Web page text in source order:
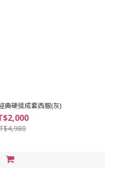
典硬挺成套西服(灰)